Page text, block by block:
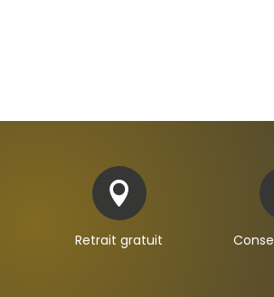

Retrait gratuit